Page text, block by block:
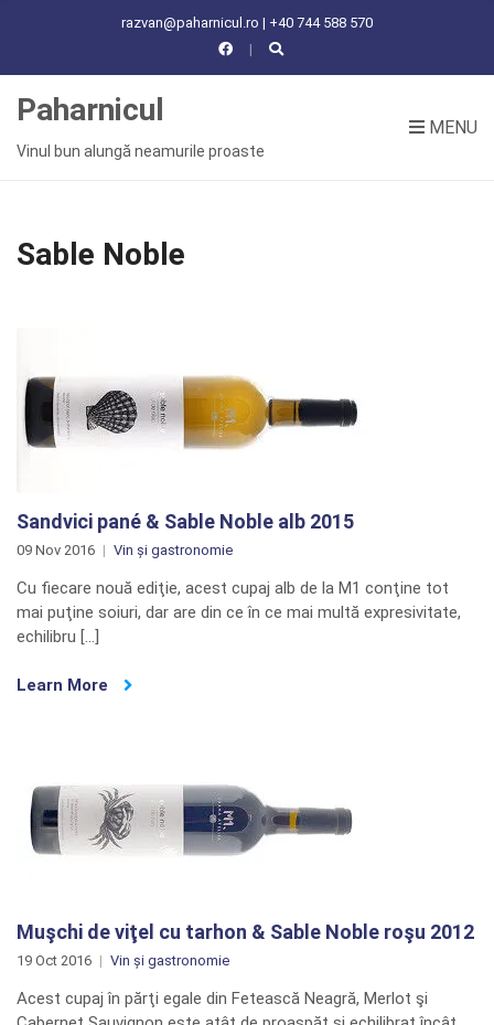
razvan@paharnicul.ro | +40 744 588 570
R
Paharnicul
Vinul bun alungă neamurile proaste
MENU
Sable Noble
Sandvici pané & Sable Noble alb 2015
09 Nov 2016 Vin și gastronomie
Cu fiecare nouă ediţie, acest cupaj alb de la M1 conţine tot
mai puţine soiuri, dar are din ce în ce mai multă expresivitate,
echilibru […]
Learn More
Muşchi de viţel cu tarhon & Sable Noble roşu 2012
19 Oct 2016 Vin și gastronomie
Acest cupaj în părţi egale din Fetească Neagră, Merlot şi